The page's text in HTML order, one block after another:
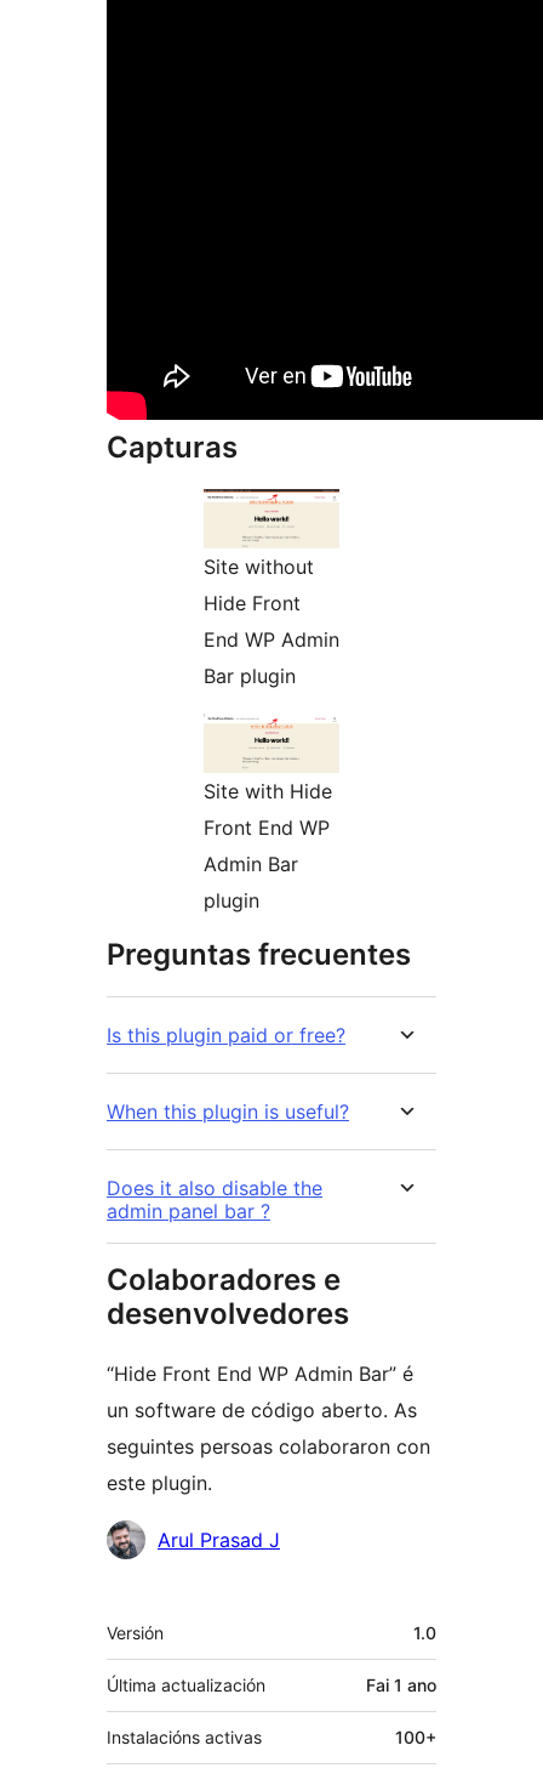
Capturas
Site without
Hide Front
End WP Admin
Bar plugin
Site with Hide
Front End WP
Admin Bar
plugin
Preguntas frecuentes
Is this plugin paid or free?
When this plugin is useful?
Does it also disable the
admin panel bar ?
Colaboradores e
desenvolvedores
“Hide Front End WP Admin Bar” é
un software de código aberto. As
seguintes persoas colaboraron con
este plugin.
Colaboradores
Arul Prasad J
Meta
Versión 1.0
Última actualización Fai 1 ano
Instalacións activas 100+